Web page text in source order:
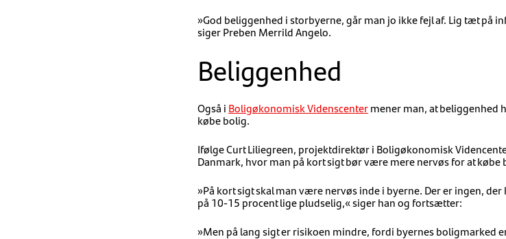
»God beliggenhed i storbyerne, går man jo ikke fejl af. Lig tæt på
siger Preben Merrild Angelo.
Beliggenhed
Også i Boligøkonomisk Videnscentermener man, at beliggenhed
købe bolig.
Ifølge Curt Liliegreen, projektdirektør i Boligøkonomisk
Danmark, hvor man på kort sigt bør være mere nervøs for at købe
»På kort sigt skal man være nervøs inde i byerne. Der er ingen,
på 10-15 procent lige pludselig,« siger han og fortsætter:
»Men på lang sigt er risikoen mindre, fordi byernes boligmarked